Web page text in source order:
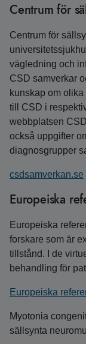
Centrum för
Centrum för
vägledning och
CSD samverkar
kunskap om
till CSD i
webbplatsen
också uppgifter
diagnosgrupper
csdsamverkan.se
Europeiska
Europeiska
forskare som är
tillstånd. I de
behandling för
Europeiska
Myotonia
sällsynta